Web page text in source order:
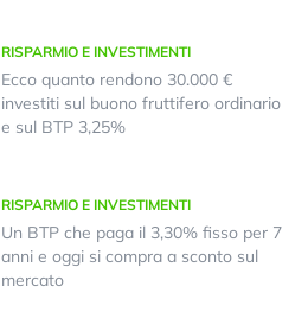
RISPARMIO E INVESTIMENTI
Ecco quanto rendono 30.000 €
investiti sul buono fruttifero ordinario
e sul BTP 3,25%
RISPARMIO E INVESTIMENTI
Un BTP che paga il 3,30% fisso per 7
anni e oggi si compra a sconto sul
mercato